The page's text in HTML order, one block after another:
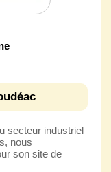
secteur industriel
nous
son site de